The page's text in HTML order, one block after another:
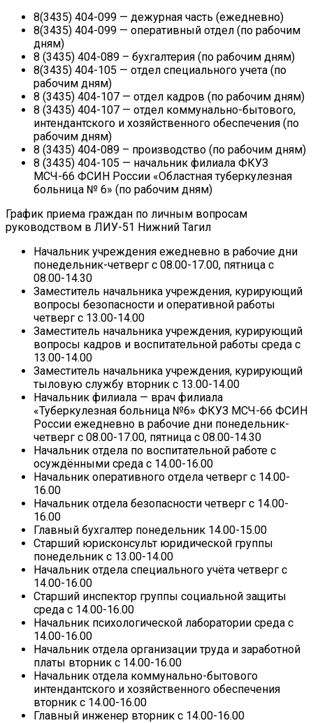
8(3435) 404-099 — дежурная часть (ежедневно)
8(3435) 404-099 — оперативный отдел (по рабочим
дням)
8 (3435) 404-089 – бухгалтерия (по рабочим дням)
8(3435) 404-105 — отдел специального учета (по
рабочим дням)
8 (3435) 404-107 — отдел кадров (по рабочим дням)
8 (3435) 404-107 — отдел коммунально-бытового,
интендантского и хозяйственного обеспечения (по
рабочим дням)
8 (3435) 404-089 – производство (по рабочим дням)
8 (3435) 404-105 — начальник филиала ФКУЗ
МСЧ-66 ФСИН России «Областная туберкулезная
больница № 6» (по рабочим дням)
График приема граждан по личным вопросам
руководством в ЛИУ-51 Нижний Тагил
Начальник учреждения ежедневно в рабочие дни
понедельник-четверг с 08.00-17.00, пятница с
08.00-14.30
Заместитель начальника учреждения, курирующий
вопросы безопасности и оперативной работы
четверг с 13.00-14.00
Заместитель начальника учреждения, курирующий
вопросы кадров и воспитательной работы среда с
13.00-14.00
Заместитель начальника учреждения, курирующий
тыловую службу вторник с 13.00-14.00
Начальник филиала — врач филиала
«Туберкулезная больница №6» ФКУЗ МСЧ-66 ФСИН
России ежедневно в рабочие дни понедельник-
четверг с 08.00-17.00, пятница с 08.00-14.30
Начальник отдела по воспитательной работе с
осуждёнными среда с 14.00-16.00
Начальник оперативного отдела четверг с 14.00-
16.00
Начальник отдела безопасности четверг с 14.00-
16.00
Главный бухгалтер понедельник 14.00-15.00
Старший юрисконсульт юридической группы
понедельник с 13.00-14.00
Начальник отдела специального учёта четверг с
14.00-16.00
Старший инспектор группы социальной защиты
среда с 14.00-16.00
Начальник психологической лаборатории среда с
14.00-16.00
Начальник отдела организации труда и заработной
платы вторник с 14.00-16.00
Начальник отдела коммунально-бытового
интендантского и хозяйственного обеспечения
вторник с 14.00-16.00
Главный инженер вторник с 14.00-16.00